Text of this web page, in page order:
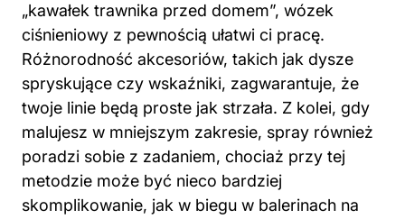
„kawałek trawnika przed domem”, wózek
ciśnieniowy z pewnością ułatwi ci pracę.
Różnorodność akcesoriów, takich jak dysze
spryskujące czy wskaźniki, zagwarantuje, że
twoje linie będą proste jak strzała. Z kolei, gdy
malujesz w mniejszym zakresie, spray również
poradzi sobie z zadaniem, chociaż przy tej
metodzie może być nieco bardziej
skomplikowanie, jak w biegu w balerinach na